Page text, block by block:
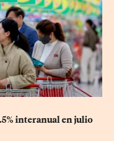
interanual en julio